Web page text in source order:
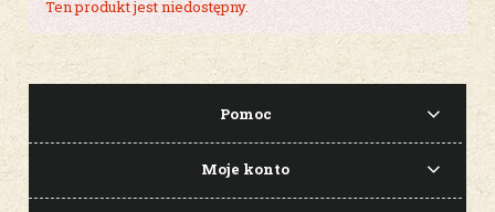
Ten produkt jest niedostępny.
Pomoc
Moje konto